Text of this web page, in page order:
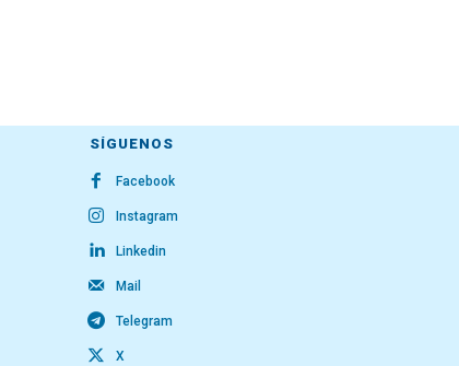
SÍGUENOS
Facebook
Instagram
Linkedin
Mail
Telegram
X